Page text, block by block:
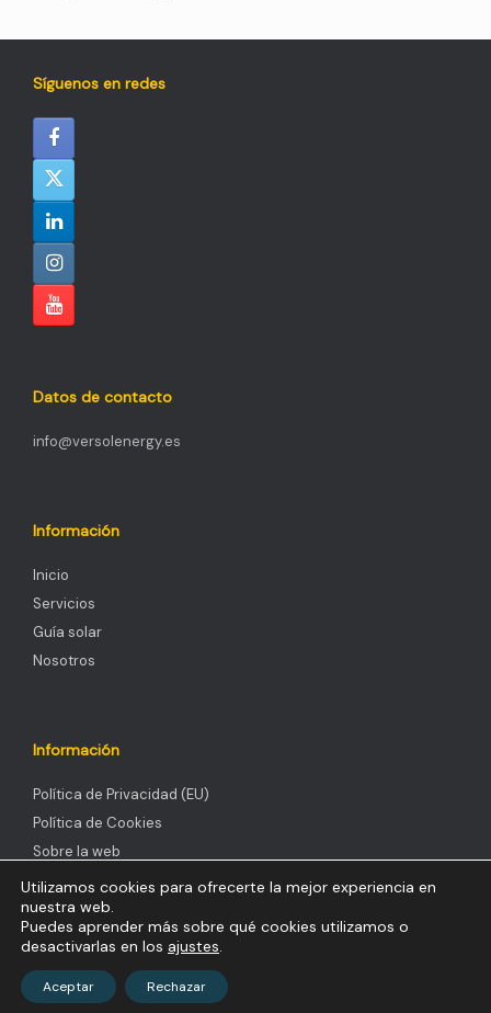
Síguenos en redes
Datos de contacto
info@versolenergy.es
Información
Inicio
Servicios
Guía solar
Nosotros
Información
Política de Privacidad (EU)
Política de Cookies
Sobre la web
Utilizamos cookies para ofrecerte la mejor experiencia en
nuestra web.
Puedes aprender más sobre qué cookies utilizamos o
desactivarlas en los ajustes.
Aceptar Rechazar